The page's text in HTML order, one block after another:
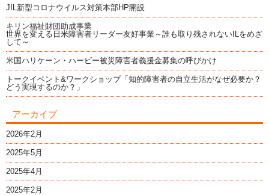
JIL新型コロナウイルス対策本部HP開設
キリン福祉財団助成事業
世界を変える日米障害者リーダー友好事業～誰も取り残されないILをめざ
して～
米国ハリケーン・ハービー被災障害者義援金募集の呼びかけ
トークイベント&ワークショップ「知的障害者の自立生活がなぜ必要か？
どう実現するのか？」
アーカイブ
2026年2月
2025年5月
2025年4月
2025年2月